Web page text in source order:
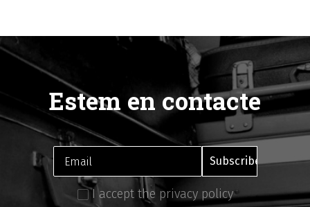
Estem en contacte
I accept the privacy policy